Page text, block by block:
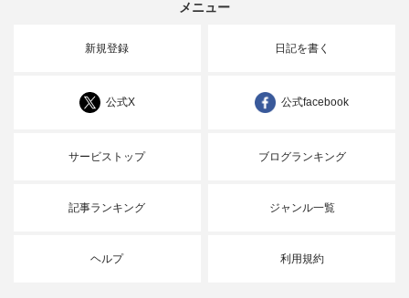
メニュー
新規登録 日記を書く
公式X 公式facebook
サービストップ ブログランキング
記事ランキング ジャンル一覧
ヘルプ 利用規約